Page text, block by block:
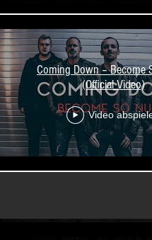
Coming Down – Become
(Official Video)
Video